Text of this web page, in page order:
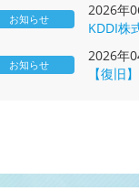
お知らせ
2026年
KDDI株
お知らせ
2026年
【復旧